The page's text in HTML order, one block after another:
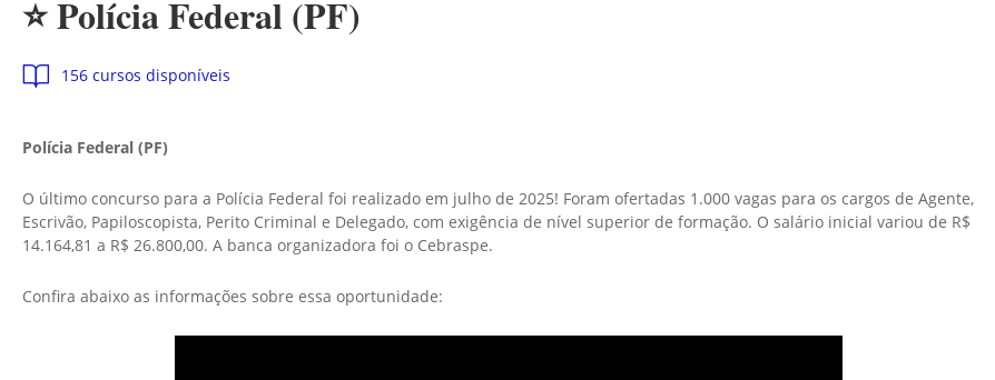
⭐ Polícia Federal (PF)
156 cursos disponíveis
Polícia Federal (PF)
O último concurso para a Polícia Federal foi realizado em julho de 2025! Foram ofertadas 1.000 vagas para os cargos de Agente,
Escrivão, Papiloscopista, Perito Criminal e Delegado, com exigência de nível superior de formação. O salário inicial variou de R$
14.164,81 a R$ 26.800,00. A banca organizadora foi o Cebraspe.
Confira abaixo as informações sobre essa oportunidade: